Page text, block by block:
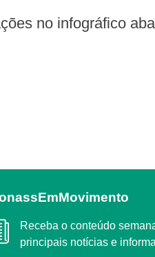
no infográfico
Receba o conteúdo semanal do Conass com as
principais notícias e